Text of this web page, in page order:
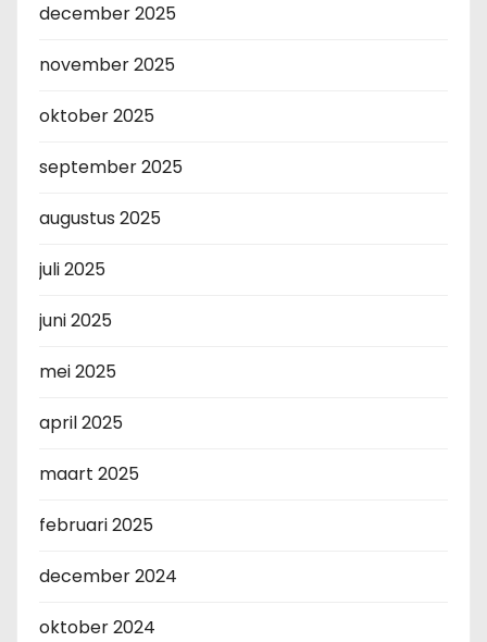
december 2025
november 2025
oktober 2025
september 2025
augustus 2025
juli 2025
juni 2025
mei 2025
april 2025
maart 2025
februari 2025
december 2024
oktober 2024